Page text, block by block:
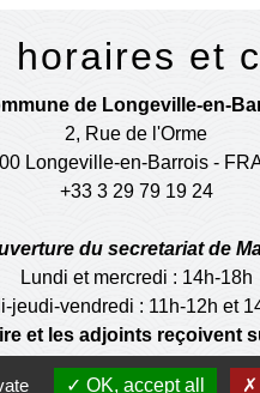
horaires et
de Longeville-en-
2, Rue de l'Orme
Longeville-en-Barrois -
+33 3 29 79 19 24
du secretariat de
Lundi et mercredi : 14h-18h
jeudi-vendredi : 11h-12h et
et les adjoints reçoivent
OK, accept all